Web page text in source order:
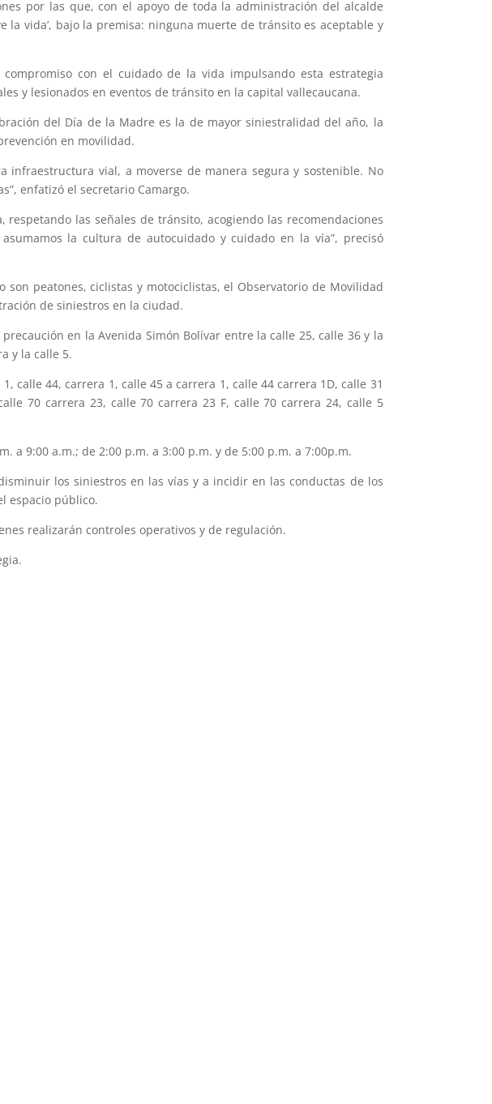
por las que, con el apoyo de toda la administración del alcalde
la vida’, bajo la premisa: ninguna muerte de tránsito es aceptable y
con el cuidado de la vida impulsando esta estrategia
y lesionados en eventos de tránsito en la capital vallecaucana.
del Día de la Madre es la de mayor siniestralidad del año, la
en movilidad.
infraestructura vial, a moverse de manera segura y sostenible. No
enfatizó el secretario Camargo.
las señales de tránsito, acogiendo las recomendaciones
la cultura de autocuidado y cuidado en la vía”, precisó
peatones, ciclistas y motociclistas, el Observatorio de Movilidad
de siniestros en la ciudad.
en la Avenida Simón Bolívar entre la calle 25, calle 36 y la
y la calle 5.
calle 44, carrera 1, calle 45 a carrera 1, calle 44 carrera 1D, calle 31
70 carrera 23, calle 70 carrera 23 F, calle 70 carrera 24, calle 5
a 9:00 a.m.; de 2:00 p.m. a 3:00 p.m. y de 5:00 p.m. a 7:00p.m.
los siniestros en las vías y a incidir en las conductas de los
espacio público.
realizarán controles operativos y de regulación.